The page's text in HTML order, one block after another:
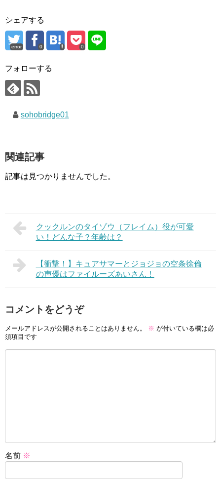
シェアする
error 0 0
フォローする
sohobridge01
関連記事
記事は見つかりませんでした。
クックルンのタイゾウ（フレイム）役が可愛
い！どんな子？年齢は？
【衝撃！】キュアサマーとジョジョの空条徐倫
の声優はファイルーズあいさん！
コメントをどうぞ
メールアドレスが公開されることはありません。 ※ が付いている欄は必
須項目です
名前 ※